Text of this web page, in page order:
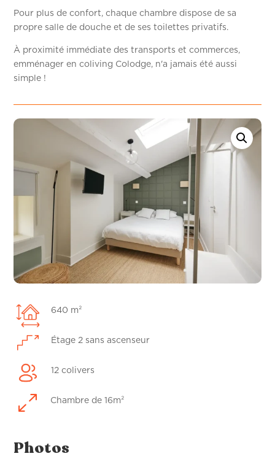
Pour plus de confort, chaque chambre dispose de sa
propre salle de douche et de ses toilettes privatifs.
À proximité immédiate des transports et commerces,
emménager en coliving Colodge, n'a jamais été aussi
simple !
640 m²
Étage 2 sans ascenseur
12 colivers
0 Chambre de 16m²
Photos